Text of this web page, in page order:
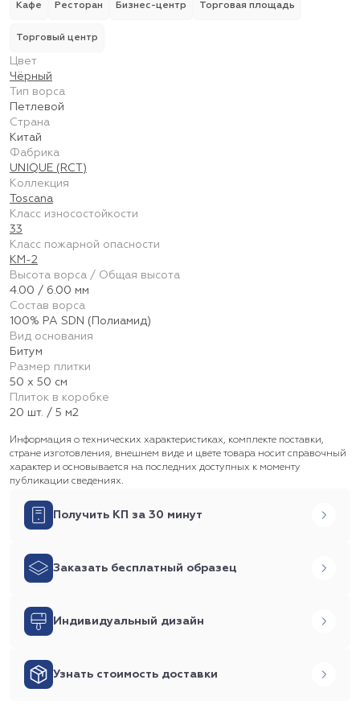
Кафе Ресторан Бизнес-центр Торговая площадь
Торговый центр
Цвет
Чёрный
Тип ворса
Петлевой
Страна
Китай
Фабрика
UNIQUE (RCT)
Коллекция
Toscana
Класс износостойкости
33
Класс пожарной опасности
КМ-2
Высота ворса / Общая высота
4.00 / 6.00 мм
Состав ворса
100% PA SDN (Полиамид)
Вид основания
Битум
Размер плитки
50 х 50 см
Плиток в коробке
20 шт. / 5 м2
Информация о технических характеристиках, комплекте поставки,
стране изготовления, внешнем виде и цвете товара носит справочный
характер и основывается на последних доступных к моменту
публикации сведениях.
Получить КП за 30 минут
Заказать бесплатный образец
Индивидуальный дизайн
Узнать стоимость доставки